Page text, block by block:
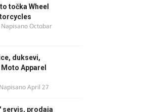
točka Wheel
NapisanoOctobar
duksevi,
Apparel
April 27
servis, prodaja